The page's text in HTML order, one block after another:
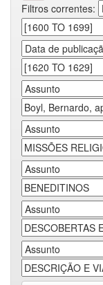
Filtros correntes: